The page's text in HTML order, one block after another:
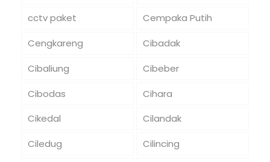
cctv paket
Cempaka Putih
Cengkareng
Cibadak
Cibaliung
Cibeber
Cibodas
Cihara
Cikedal
Cilandak
Ciledug
Cilincing